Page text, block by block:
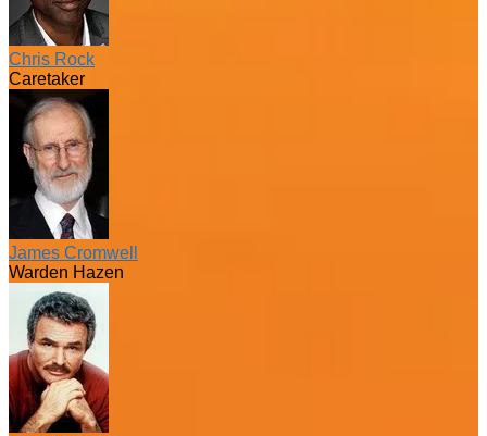
Chris Rock
Caretaker
James Cromwell
Warden Hazen